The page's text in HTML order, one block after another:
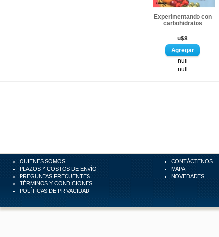
Experimentando con
carbohidratos
u$8
null
null
QUIENES SOMOS
PLAZOS Y COSTOS DE ENVÍO
PREGUNTAS FRECUENTES
TÉRMINOS Y CONDICIONES
POLÍTICAS DE PRIVACIDAD
CONTÁCTENOS
MAPA
NOVEDADES